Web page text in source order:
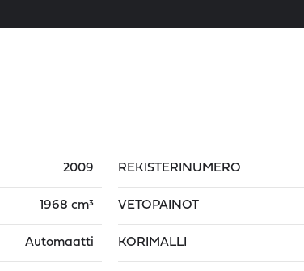
2009
1968 cm³
Automaatti
REKISTERINUMERO
VETOPAINOT
KORIMALLI